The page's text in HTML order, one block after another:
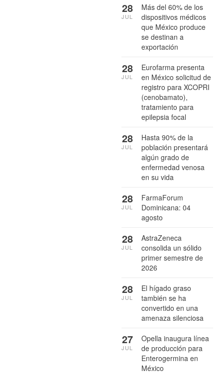
Más del 60% de los
dispositivos médicos
que México produce
se destinan a
exportación
28
JUL
Eurofarma presenta
en México solicitud de
registro para XCOPRI
(cenobamato),
tratamiento para
epilepsia focal
28
JUL
Hasta 90% de la
población presentará
algún grado de
enfermedad venosa
en su vida
28
JUL
FarmaForum
Dominicana: 04
agosto
28
JUL
AstraZeneca
consolida un sólido
primer semestre de
2026
28
JUL
El hígado graso
también se ha
convertido en una
amenaza silenciosa
28
JUL
Opella inaugura línea
de producción para
Enterogermina en
México
27
JUL